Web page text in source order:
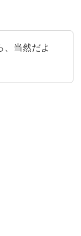
、当然だよ